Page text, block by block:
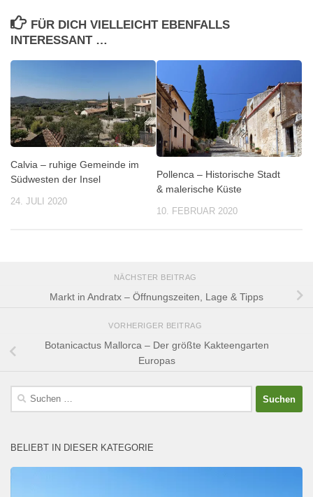
FÜR DICH VIELLEICHT EBENFALLS
INTERESSANT …
Calvia – ruhige Gemeinde im
Südwesten der Insel
24. JULI 2020
Pollenca – Historische Stadt
& malerische Küste
10. FEBRUAR 2020
NÄCHSTER BEITRAG
Markt in Andratx – Öffnungszeiten, Lage & Tipps
VORHERIGER BEITRAG
Botanicactus Mallorca – Der größte Kakteengarten
Europas
Suchen
BELIEBT IN DIESER KATEGORIE